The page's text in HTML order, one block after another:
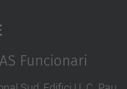
Funcionari